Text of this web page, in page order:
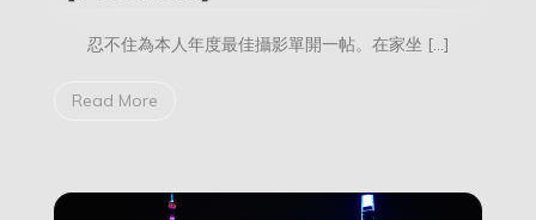
忍不住為本人年度最佳攝影單開一帖。在家坐 […]
Read More